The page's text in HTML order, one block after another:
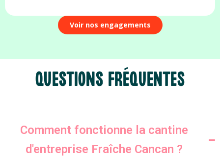
Voir nos engagements
Comment fonctionne la cantine
d'entreprise Fraîche Cancan ?